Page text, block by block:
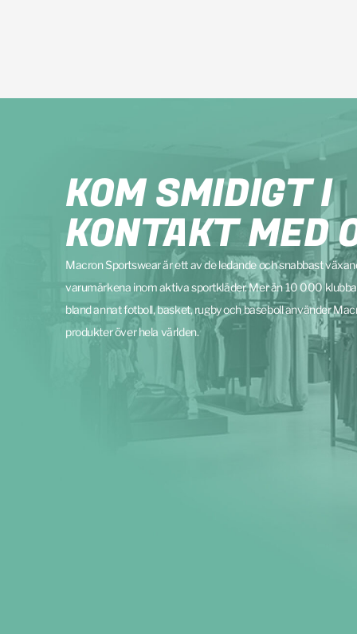
KOM SMIDIGT I
KONTAKT MED
Macron Sportswear är ett av de ledande och snabbast
varumärkena inom aktiva sportkläder. Mer än 10 000
bland annat fotboll, basket, rugby och baseboll använder
produkter över hela världen.